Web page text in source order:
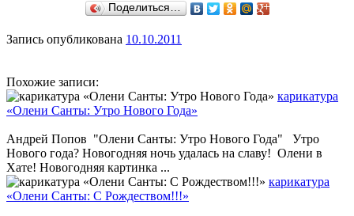
Поделиться…
Запись опубликована 10.10.2011
Похожие записи:
карикатура
«Олени Санты: Утро Нового Года»
Андрей Попов "Олени Санты: Утро Нового Года" Утро
Нового года? Новогодняя ночь удалась на славу! Олени в
Хате! Новогодняя картинка ...
карикатура
«Олени Санты: С Рождеством!!!»